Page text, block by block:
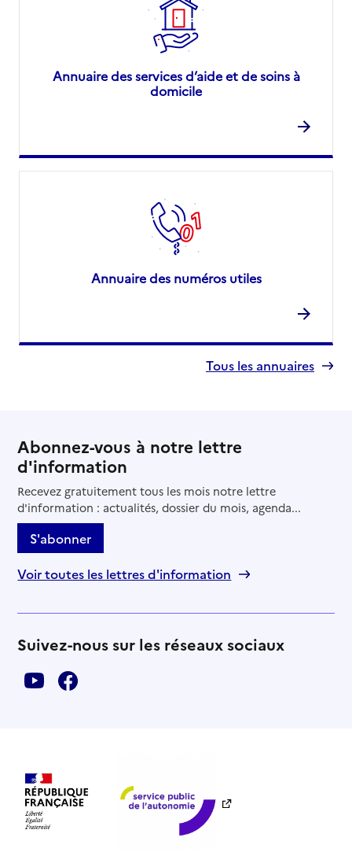
Annuaire des services d’aide et de soins à
domicile
Annuaire des numéros utiles
Tous les annuaires
Abonnez-vous à notre lettre
d'information
Recevez gratuitement tous les mois notre lettre
d'information : actualités, dossier du mois, agenda...
S'abonner
Voir toutes les lettres d'information
Suivez-nous sur les réseaux sociaux